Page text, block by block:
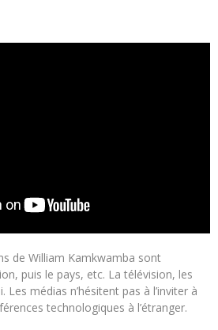
de William Kamkwamba sont
puis le pays, etc. La télévision, les
médias n’hésitent pas à l’inviter à
technologiques à l’étranger.